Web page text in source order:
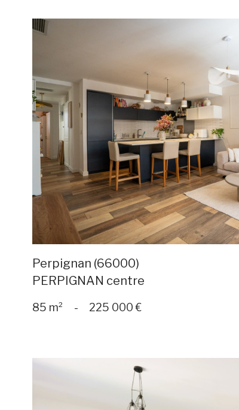
voir le
bien
Perpignan (66000)
PERPIGNAN centre
85 m² - 225 000 €